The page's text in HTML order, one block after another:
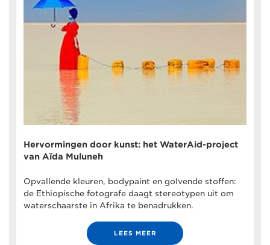
Hervormingen door kunst: het WaterAid-project
van Aïda Muluneh
Opvallende kleuren, bodypaint en golvende stoffen:
de Ethiopische fotografe daagt stereotypen uit om
waterschaarste in Afrika te benadrukken.
LEES MEER